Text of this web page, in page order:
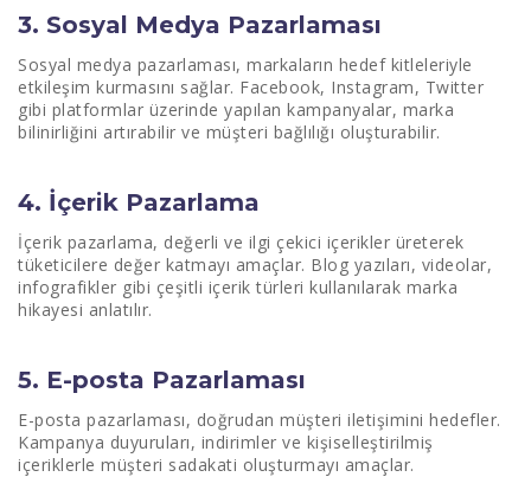
3. Sosyal Medya Pazarlaması
Sosyal medya pazarlaması, markaların hedef kitleleriyle
etkileşim kurmasını sağlar. Facebook, Instagram, Twitter
gibi platformlar üzerinde yapılan kampanyalar, marka
bilinirliğini artırabilir ve müşteri bağlılığı oluşturabilir.
4. İçerik Pazarlama
İçerik pazarlama, değerli ve ilgi çekici içerikler üreterek
tüketicilere değer katmayı amaçlar. Blog yazıları, videolar,
infografikler gibi çeşitli içerik türleri kullanılarak marka
hikayesi anlatılır.
5. E-posta Pazarlaması
E-posta pazarlaması, doğrudan müşteri iletişimini hedefler.
Kampanya duyuruları, indirimler ve kişiselleştirilmiş
içeriklerle müşteri sadakati oluşturmayı amaçlar.